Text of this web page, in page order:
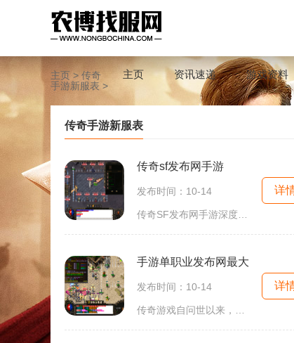
主页 资讯速递 游戏资料
主页 > 传奇
手游新服表 >
传奇手游新服表
传奇sf发布网手游
发布时间：10-14 详
手游单职业发布网最大
发布时间：10-14 详